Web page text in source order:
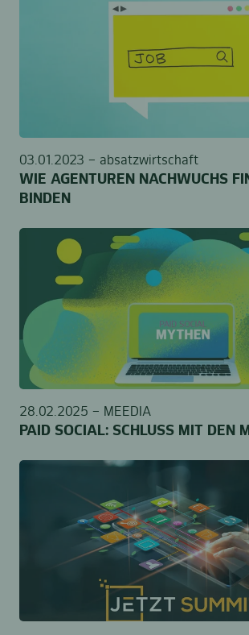
03.01.2023 – absatzwirtschaft
WIE AGENTUREN NACHWUCHS
BINDEN
28.02.2025 – MEEDIA
PAID SOCIAL: SCHLUSS MIT DEN